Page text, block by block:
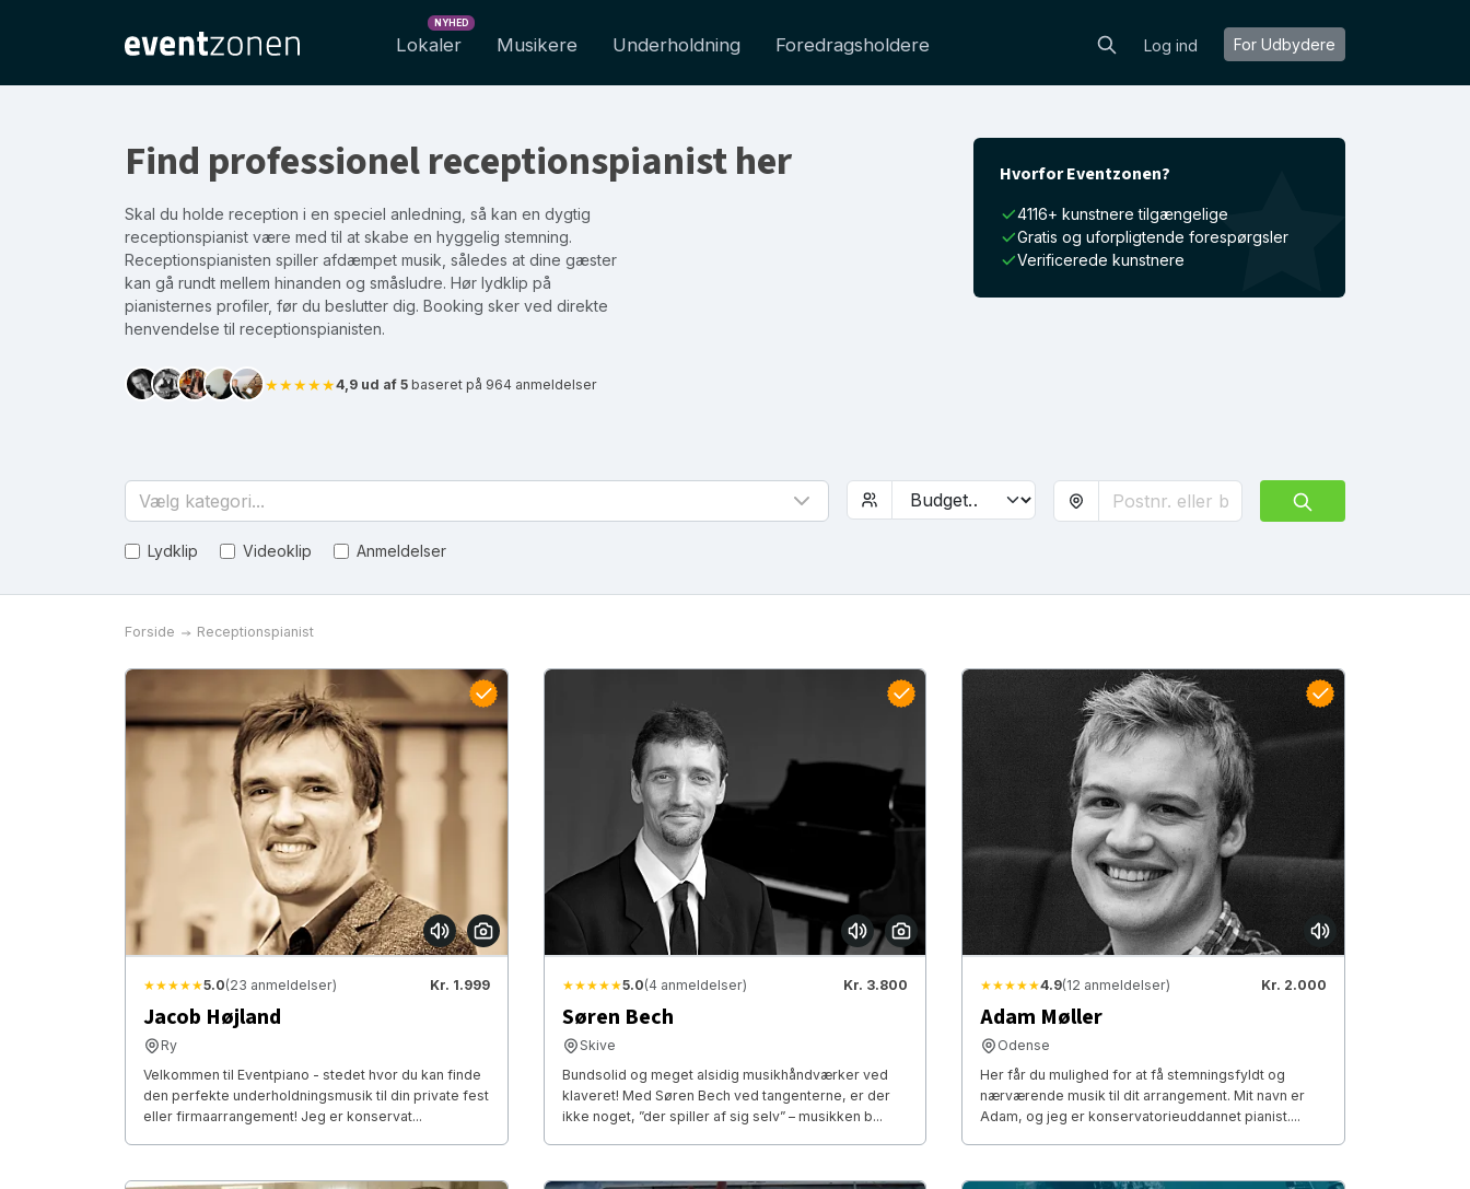
Lokaler
NYHED
Musikere Underholdning Foredragsholdere Log ind For Udbydere
Find professionel receptionspianist her
Skal du holde reception i en speciel anledning, så kan en dygtig
receptionspianist være med til at skabe en hyggelig stemning.
Receptionspianisten spiller afdæmpet musik, således at dine gæster
kan gå rundt mellem hinanden og småsludre. Hør lydklip på
pianisternes profiler, før du beslutter dig. Booking sker ved direkte
henvendelse til receptionspianisten.
★★★★★4,9 ud af 5 baseret på 964 anmeldelser
Hvorfor Eventzonen?
4116+ kunstnere tilgængelige
Gratis og uforpligtende forespørgsler
Verificerede kunstnere
Vælg kategori...
Lydklip Videoklip Anmeldelser
Forside Receptionspianist
★★★★★5.0(23 anmeldelser) Kr. 1.999
Jacob Højland
Ry
Velkommen til Eventpiano - stedet hvor du kan finde
den perfekte underholdningsmusik til din private fest
eller firmaarrangement! Jeg er konservat...
★★★★★5.0(4 anmeldelser) Kr. 3.800
Søren Bech
Skive
Bundsolid og meget alsidig musikhåndværker ved
klaveret! Med Søren Bech ved tangenterne, er der
ikke noget, ”der spiller af sig selv” – musikken b...
★★★★★4.9(12 anmeldelser) Kr. 2.000
Adam Møller
Odense
Her får du mulighed for at få stemningsfyldt og
nærværende musik til dit arrangement. Mit navn er
Adam, og jeg er konservatorieuddannet pianist....